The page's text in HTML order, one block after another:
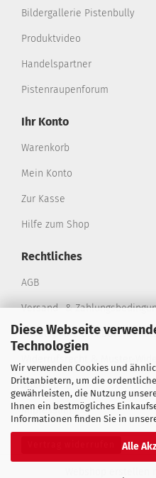
Diese Webseite
Technologien
Wir verwenden Cookies und
Drittanbietern, um die
gewährleisten, die Nutzung
Ihnen ein bestmögliches
Informationen finden Sie in
Alle
Bildergallerie Pistenbully
Produktvideo
Handelspartner
Pistenraupenforum
Ihr Konto
Warenkorb
Mein Konto
Zur Kasse
Hilfe zum Shop
Rechtliches
AGB
Versand- &
Privatsphäre und
Sitemap
Impressum